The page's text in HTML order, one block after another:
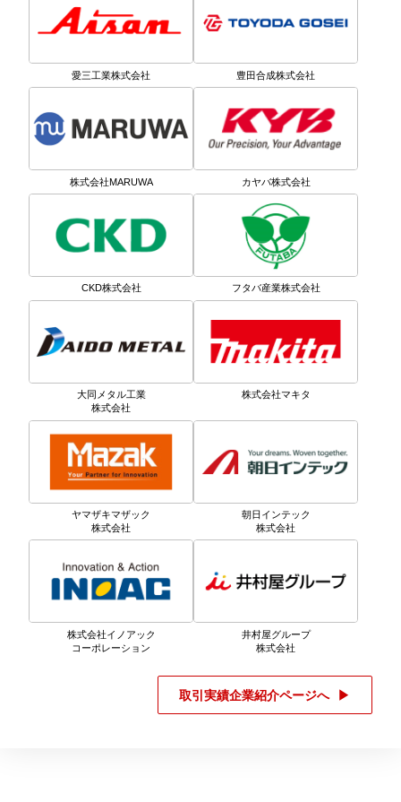
愛三工業株式会社 豊田合成株式会社
株式会社MARUWA カヤバ株式会社
CKD株式会社 フタバ産業株式会社
大同メタル工業
株式会社
株式会社マキタ
ヤマザキマザック
株式会社
朝日インテック
株式会社
株式会社イノアック
コーポレーション
井村屋グループ
株式会社
取引実績企業紹介ページへ